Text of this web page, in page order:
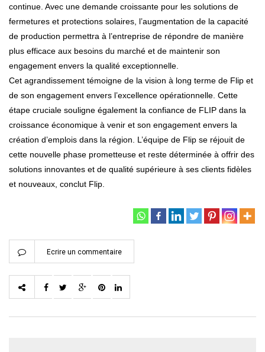
continue. Avec une demande croissante pour les solutions de
fermetures et protections solaires, l’augmentation de la capacité
de production permettra à l’entreprise de répondre de manière
plus efficace aux besoins du marché et de maintenir son
engagement envers la qualité exceptionnelle.
Cet agrandissement témoigne de la vision à long terme de Flip et
de son engagement envers l’excellence opérationnelle. Cette
étape cruciale souligne également la confiance de FLIP dans la
croissance économique à venir et son engagement envers la
création d’emplois dans la région. L’équipe de Flip se réjouit de
cette nouvelle phase prometteuse et reste déterminée à offrir des
solutions innovantes et de qualité supérieure à ses clients fidèles
et nouveaux, conclut Flip.
Ecrire un commentaire